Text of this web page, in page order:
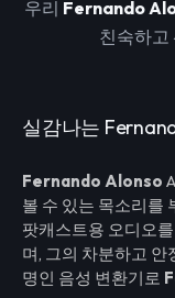
우리 Fernando
친숙하고
실감나는
Fernando Alonso
볼 수 있는 목소리를
팟캐스트용 오디오를
며, 그의 차분하고 안
명인 음성 변환기로